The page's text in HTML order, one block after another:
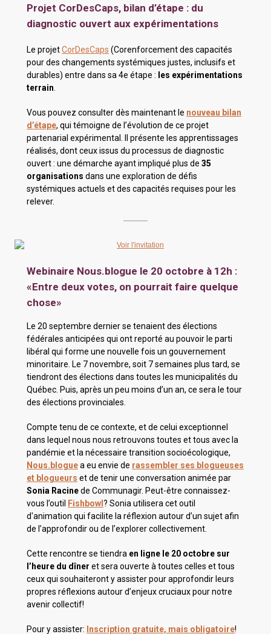
Projet CorDesCaps, bilan d’étape : du
diagnostic ouvert aux expérimentations
Le projetCorDesCaps (Corenforcement des capacités
pour des changements systémiques justes, inclusifs et
durables) entre dans sa 4e étape : les expérimentations
terrain
Vous pouvez consulter dès maintenant le nouveau bilan
d’étape, qui témoigne de l’évolution de ce projet
partenarial expérimental. Il présente les apprentissages
réalisés, dont ceux issus du processus de diagnostic
ouvert : une démarche ayant impliqué plus de 35
organisations dans une exploration de défis
systémiques actuels et des capacités requises pour les
relever.
Webinaire Nous.blogue le 20 octobre à 12h :
«Entre deux votes, on pourrait faire quelque
chose»
Le 20 septembre dernier se tenaient des élections
fédérales anticipées qui ont reporté au pouvoir le parti
libéral qui forme une nouvelle fois un gouvernement
minoritaire. Le 7 novembre, soit 7 semaines plus tard, se
tiendront des élections dans toutes les municipalités du
Québec. Puis, après un peu moins d’un an, ce sera le tour
des élections provinciales.
Compte tenu de ce contexte, et de celui exceptionnel
dans lequel nous nous retrouvons toutes et tous avec la
pandémie et la nécessaire transition socioécologique,
Nous.bloguea eu envie de rassembler ses blogueuses
et blogueurs et de tenir une conversation animée par
Sonia Racinede Communagir. Peut-être connaissez-
vous l’outil
Fishbowl ? Sonia utilisera cet outil
d'animation qui facilite la réflexion autour d’un sujet afin
de l’approfondir ou de l’explorer collectivement.
Cette rencontre se tiendra en ligne le 20 octobre sur
l’heure du dîner et sera ouverte à toutes celles et tous
ceux qui souhaiteront y assister pour approfondir leurs
propres réflexions autour d’enjeux cruciaux pour notre
avenir collectif!
Pour y assister: Inscription gratuite, mais obligatoire!